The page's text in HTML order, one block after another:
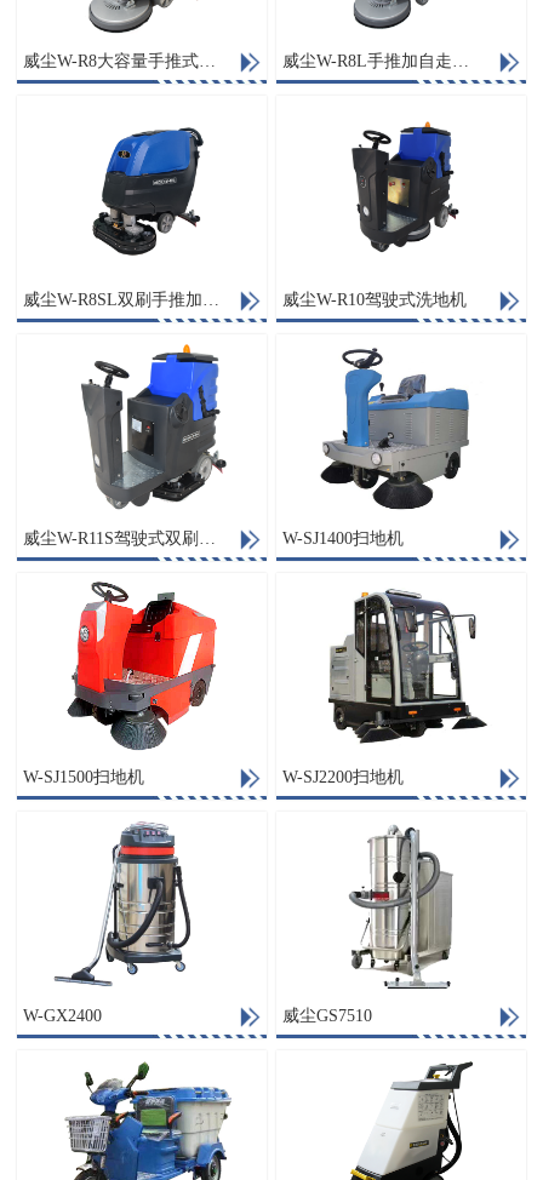
威尘W-R8大容量手推式洗地机 威尘W-R8L手推加自走式洗地机
威尘W-R8SL双刷手推加自走式洗地机 威尘W-R10驾驶式洗地机
威尘W-R11S驾驶式双刷洗地机 W-SJ1400扫地机
W-SJ1500扫地机 W-SJ2200扫地机
W-GX2400 威尘GS7510